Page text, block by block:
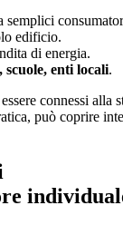
semplici
edificio.
di energia.
scuole, enti locali.
connessi alla
può coprire